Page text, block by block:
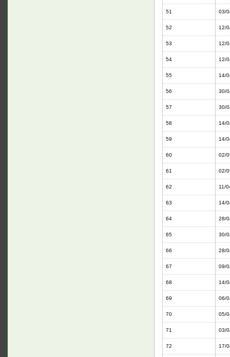
51 03/
52 12/
53 12/
54 12/
55 14/
56 30/
57 30/
58 14/
59 14/
60 02/
61 02/
62 11/
63 14/
64 28/
65 30/
66 28/
67 09/
68 14/
69 06/
70 05/
71 03/
72 17/